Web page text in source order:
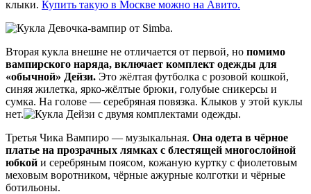
клыки. Купить такую в Москве можно на Авито.
Вторая кукла внешне не отличается от первой, но помимо
вампирского наряда, включает комплект одежды для
«обычной» Дейзи. Это жёлтая футболка с розовой кошкой,
синяя жилетка, ярко-жёлтые брюки, голубые сникерсы и
сумка. На голове — серебряная повязка. Клыков у этой куклы
нет.
Третья Чика Вампиро — музыкальная. Она одета в чёрное
платье на прозрачных лямках с блестящей многослойной
юбкой и серебряным поясом, кожаную куртку с фиолетовым
меховым воротником, чёрные ажурные колготки и чёрные
ботильоны.